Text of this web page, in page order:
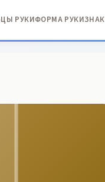
РУКИФОРМА РУКИ